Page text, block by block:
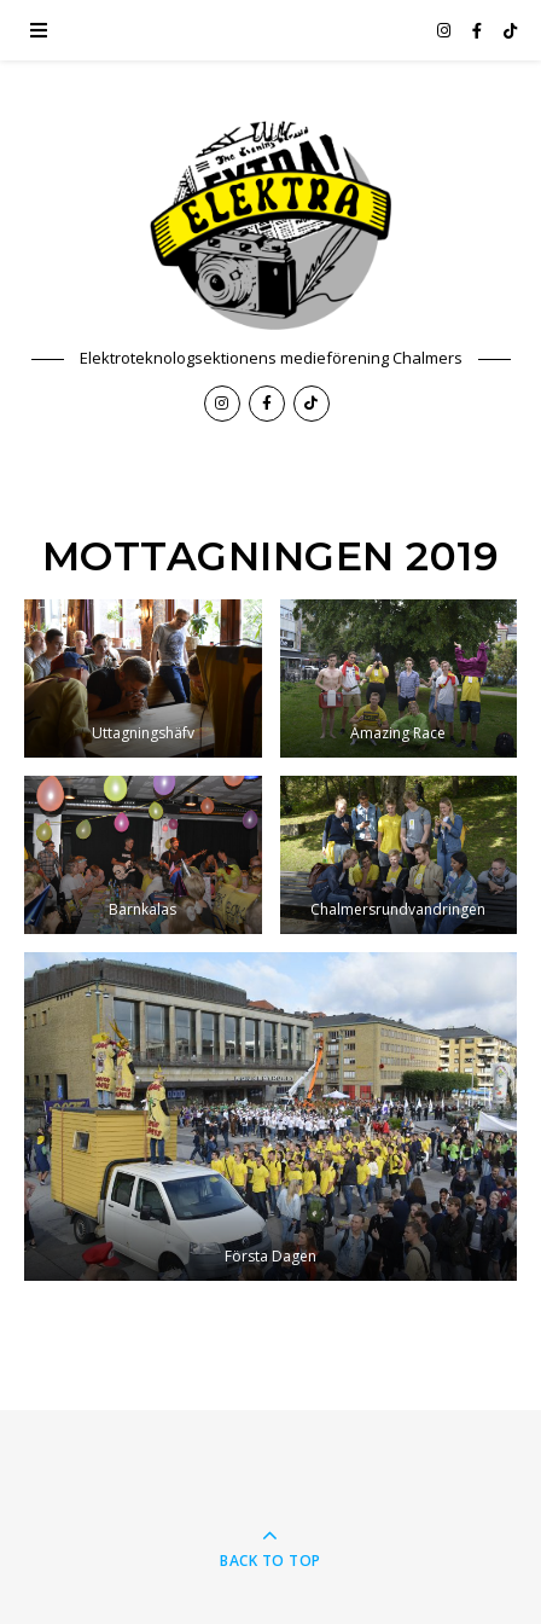
Elektroteknologsektionens medieförening Chalmers
MOTTAGNINGEN 2019
Uttagningshäfv Amazing Race
Barnkalas Chalmersrundvandringen
Första Dagen
BACK TO TOP